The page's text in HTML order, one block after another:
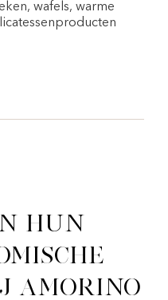
wafels, warme
hun
Amorino